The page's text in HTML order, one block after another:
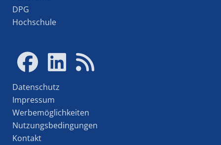
DPG
Hochschule
Datenschutz
Impressum
Werbemöglichkeiten
Nutzungsbedingungen
Kontakt